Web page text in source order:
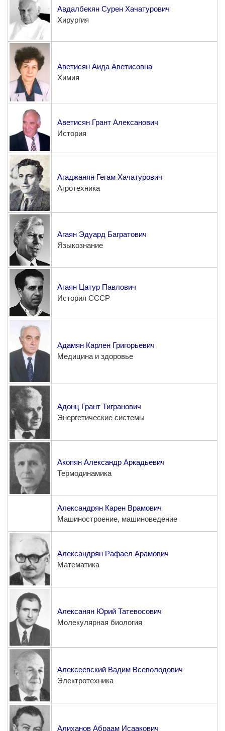
Наши заслуженные деятели
Объявления
Карта сайта
Поиск
Авдалбекян Сурен Хачатурович
Хирургия
Аветисян Аида Аветисовна
Химия
Аветисян Грант Алексанович
История
Агаджанян Гегам Хачатурович
Агротехника
Агаян Эдуард Багратович
Языкознание
Агаян Цатур Павлович
История СССР
Адамян Карлен Григорьевич
Медицина и здоровье
Адонц Грант Тигранович
Энергетические системы
Акопян Александр Аркадьевич
Термодинамика
Александрян Карен Врамович
Машиностроение, машиноведение
Александрян Рафаел Арамович
Математика
Алексанян Юрий Татевосович
Молекулярная биология
Алексеевский Вадим Всеволодович
Электротехника
Алиханов Абраам Исаакович